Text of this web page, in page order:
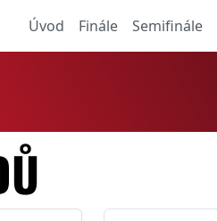
Úvod Finále Semifinále